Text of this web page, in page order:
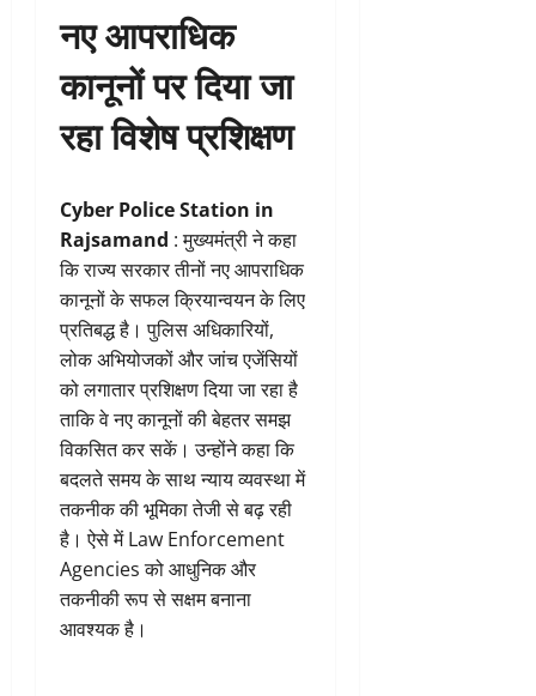
नए आपराधिक
कानूनों पर दिया जा
रहा विशेष प्रशिक्षण
Cyber Police Station in
Rajsamand : मुख्यमंत्री ने कहा
कि राज्य सरकार तीनों नए आपराधिक
कानूनों के सफल क्रियान्वयन के लिए
प्रतिबद्ध है। पुलिस अधिकारियों,
लोक अभियोजकों और जांच एजेंसियों
को लगातार प्रशिक्षण दिया जा रहा है
ताकि वे नए कानूनों की बेहतर समझ
विकसित कर सकें। उन्होंने कहा कि
बदलते समय के साथ न्याय व्यवस्था में
तकनीक की भूमिका तेजी से बढ़ रही
है। ऐसे में Law Enforcement
Agencies को आधुनिक और
तकनीकी रूप से सक्षम बनाना
आवश्यक है।